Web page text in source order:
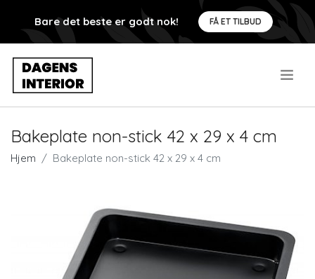
Bare det beste er godt nok! FÅ ET TILBUD
Bakeplate non-stick 42 x 29 x 4 cm
Hjem Bakeplate non-stick 42 x 29 x 4 cm